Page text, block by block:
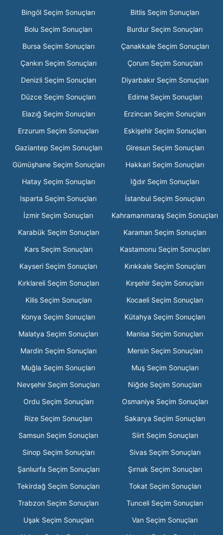
Bingöl Seçim Sonuçları
Bitlis Seçim Sonuçları
Bolu Seçim Sonuçları
Burdur Seçim Sonuçları
Bursa Seçim Sonuçları
Çanakkale Seçim Sonuçları
Çankırı Seçim Sonuçları
Çorum Seçim Sonuçları
Denizli Seçim Sonuçları
Diyarbakır Seçim Sonuçları
Düzce Seçim Sonuçları
Edirne Seçim Sonuçları
Elazığ Seçim Sonuçları
Erzincan Seçim Sonuçları
Erzurum Seçim Sonuçları
Eskişehir Seçim Sonuçları
Gaziantep Seçim Sonuçları
Giresun Seçim Sonuçları
Gümüşhane Seçim Sonuçları
Hakkari Seçim Sonuçları
Hatay Seçim Sonuçları
Iğdır Seçim Sonuçları
Isparta Seçim Sonuçları
İstanbul Seçim Sonuçları
İzmir Seçim Sonuçları
Kahramanmaraş Seçim Sonuçları
Karabük Seçim Sonuçları
Karaman Seçim Sonuçları
Kars Seçim Sonuçları
Kastamonu Seçim Sonuçları
Kayseri Seçim Sonuçları
Kırıkkale Seçim Sonuçları
Kırklareli Seçim Sonuçları
Kırşehir Seçim Sonuçları
Kilis Seçim Sonuçları
Kocaeli Seçim Sonuçları
Konya Seçim Sonuçları
Kütahya Seçim Sonuçları
Malatya Seçim Sonuçları
Manisa Seçim Sonuçları
Mardin Seçim Sonuçları
Mersin Seçim Sonuçları
Muğla Seçim Sonuçları
Muş Seçim Sonuçları
Nevşehir Seçim Sonuçları
Niğde Seçim Sonuçları
Ordu Seçim Sonuçları
Osmaniye Seçim Sonuçları
Rize Seçim Sonuçları
Sakarya Seçim Sonuçları
Samsun Seçim Sonuçları
Siirt Seçim Sonuçları
Sinop Seçim Sonuçları
Sivas Seçim Sonuçları
Şanlıurfa Seçim Sonuçları
Şırnak Seçim Sonuçları
Tekirdağ Seçim Sonuçları
Tokat Seçim Sonuçları
Trabzon Seçim Sonuçları
Tunceli Seçim Sonuçları
Uşak Seçim Sonuçları
Van Seçim Sonuçları